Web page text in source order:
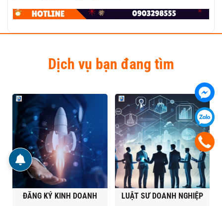
Dịch vụ bạn đang tìm
ĐĂNG KÝ KINH DOANH LUẬT SƯ DOANH NGHIỆP